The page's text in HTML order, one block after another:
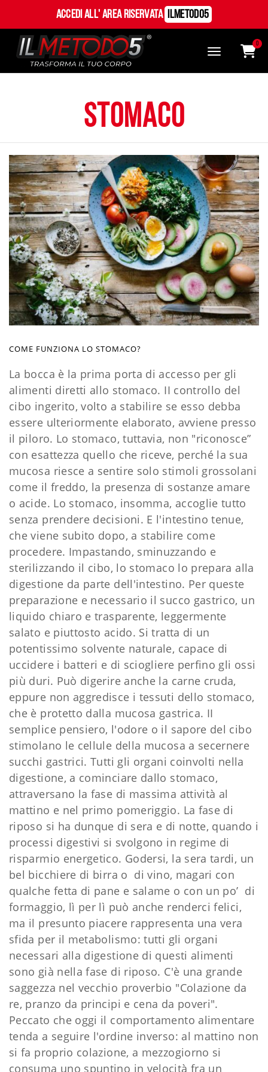
Accedi all' Area Riservata ILMetodo5
0
stomaco
COME FUNZIONA LO STOMACO?
La bocca è la prima porta di accesso per gli
alimenti diretti allo stomaco. II controllo del
cibo ingerito, volto a stabilire se esso debba
essere ulteriormente elaborato, avviene presso
il piloro. Lo stomaco, tuttavia, non "riconosce”
con esattezza quello che riceve, perché la sua
mucosa riesce a sentire solo stimoli grossolani
come il freddo, la presenza di sostanze amare
o acide. Lo stomaco, insomma, accoglie tutto
senza prendere decisioni. E l'intestino tenue,
che viene subito dopo, a stabilire come
procedere. Impastando, sminuzzando e
sterilizzando il cibo, lo stomaco lo prepara alla
digestione da parte dell'intestino. Per queste
preparazione e necessario il succo gastrico, un
liquido chiaro e trasparente, leggermente
salato e piuttosto acido. Si tratta di un
potentissimo solvente naturale, capace di
uccidere i batteri e di sciogliere perfino gli ossi
più duri. Può digerire anche la carne cruda,
eppure non aggredisce i tessuti dello stomaco,
che è protetto dalla mucosa gastrica. II
semplice pensiero, l'odore o il sapore del cibo
stimolano le cellule della mucosa a secernere
succhi gastrici. Tutti gli organi coinvolti nella
digestione, a cominciare dallo stomaco,
attraversano la fase di massima attività al
mattino e nel primo pomeriggio. La fase di
riposo si ha dunque di sera e di notte, quando i
processi digestivi si svolgono in regime di
risparmio energetico. Godersi, la sera tardi, un
bel bicchiere di birra o di vino, magari con
qualche fetta di pane e salame o con un po’ di
formaggio, lì per lì può anche renderci felici,
ma il presunto piacere rappresenta una vera
sfida per il metabolismo: tutti gli organi
necessari alla digestione di questi alimenti
sono già nella fase di riposo. C'è una grande
saggezza nel vecchio proverbio "Colazione da
re, pranzo da principi e cena da poveri".
Peccato che oggi il comportamento alimentare
tenda a seguire l'ordine inverso: al mattino non
si fa proprio colazione, a mezzogiorno si
consuma uno spuntino in velocità fra un